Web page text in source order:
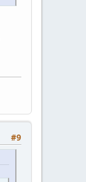
#9